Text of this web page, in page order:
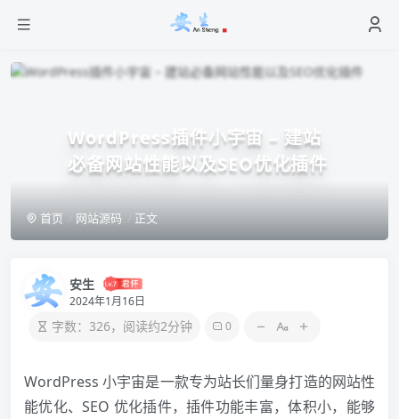
WordPress插件小宇宙 – 建站
必备网站性能以及SEO优化插件
首页 网站源码 正文
安生
2024年1月16日
字数：326，阅读约2分钟 0
WordPress 小宇宙是一款专为站长们量身打造的网站性
能优化、SEO 优化插件，插件功能丰富，体积小，能够